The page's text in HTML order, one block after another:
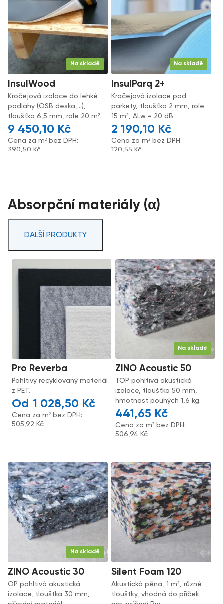
Na skladě
InsulWood
Kročejová izolace do lehké
podlahy (OSB deska,...),
tloušťka 6,5 mm, role 20 m².
9 450,10 Kč
Cena za m² bez DPH:
390,50 Kč
Na skladě
InsulParq 2+
Kročejová izolace pod
parkety, tloušťka 2 mm, role
15 m², ΔLw = 20 dB.
2 190,10 Kč
Cena za m² bez DPH:
120,55 Kč
Absorpční materiály (α)
DALŠÍ PRODUKTY
Pro Reverba
Pohltivý recyklovaný materiál
z PET.
1 028,50 Kč
Cena za m² bez DPH:
505,92 Kč
Na skladě
ZINO Acoustic 50
TOP pohltivá akustická
izolace, tloušťka 50 mm,
hmotnost pouhých 1,6 kg.
441,65 Kč
Cena za m² bez DPH:
506,94 Kč
Na skladě
ZINO Acoustic 30
OP pohltivá akustická
izolace, tloušťka 30 mm,
Silent Foam 120
Akustická pěna, 1 m², různé
tloušťky, vhodná do příček